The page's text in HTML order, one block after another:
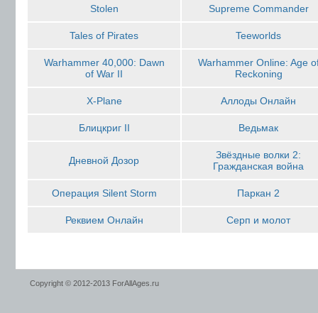
Stolen Supreme Commander
Tales of Pirates Teeworlds
Warhammer 40,000: Dawn
of War II
Warhammer Online: Age
Reckoning
X-Plane Аллоды Онлайн
Блицкриг II Ведьмак
Дневной Дозор
Звёздные волки 2:
Гражданская война
Операция Silent Storm Паркан 2
Реквием Онлайн Серп и молот
Copyright © 2012-2013 ForAllAges.ru